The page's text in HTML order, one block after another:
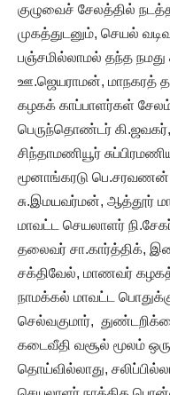
குழுவைச் சேலத்தில்
முகத்துடனும், செயல்
பஞ்சமில்லாமல் தந்த
ஊ.ஜெயராமன், மாநகரத்
கழகக் காப்பாளர்கள் சேலம்
பெருந்தொண்டர்
சிந்தாமணியூர்
மூனாங்கரடு
சு.இமயவர்மன், ஆத்தூர்
மாவட்ட செயலாளர்
தலைவர் சா.கார்த்திக்,
சக்திவேல், மாணவர்
நாமக்கல் மாவட்ட
செல்வகுமார்,
கடைவீதி வசூல் மூலம்
தொய்வில்லாது,